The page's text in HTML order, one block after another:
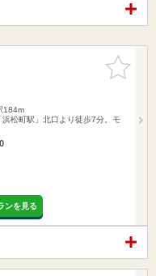
お気に入
りに追加
184m
松町駅」北口より徒歩7分。モ
ンを見る